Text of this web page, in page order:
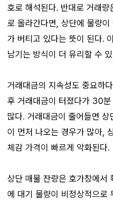
호로 해석된다. 반대로 거래
로 올라간다면, 상단에 물량이
가 버티고 있다는 뜻이 된다.
남기는 방식이 더 유리할 수
거래대금의 지속성도 중요하
후 거래대금이 터졌다가 30분
많다. 거래대금이 줄어들면
이 먼저 나오는 경우가 많아,
체감 가격이 빠르게 악화된다.
상단 매물 잔량은 호가창에서
에 대기 물량이 비정상적으로